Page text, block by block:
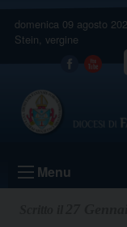
content
domenica 09 agosto
Stein, vergine
Menu